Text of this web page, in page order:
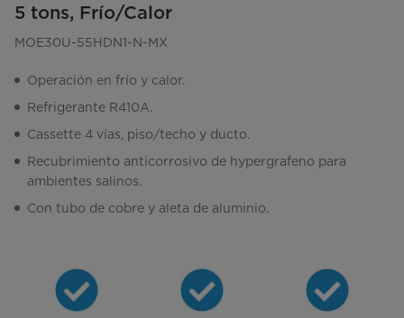
5 tons, Frío/Calor
MOE30U-55HDN1-N-MX
Operación en frío y calor.
Refrigerante R410A.
Cassette 4 vías, piso/techo y ducto.
Recubrimiento anticorrosivo de hypergrafeno para
ambientes salinos.
Con tubo de cobre y aleta de aluminio.